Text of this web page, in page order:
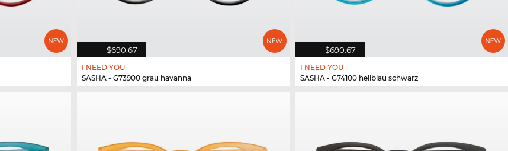
$690.67
I NEED YOU
SASHA - G73900 grau havanna
$690.67
I NEED YOU
SASHA - G74100 hellblau schwarz